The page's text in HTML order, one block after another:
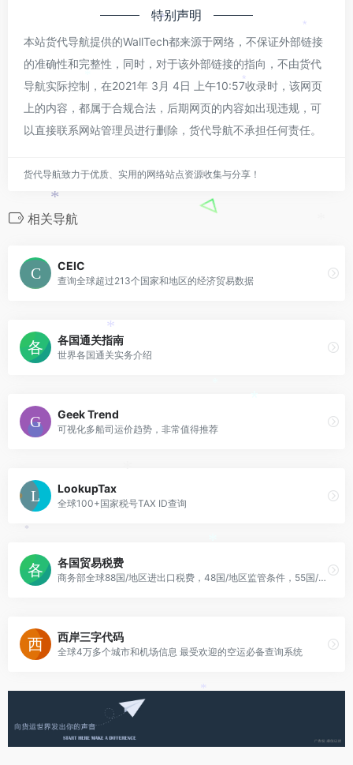
特别声明
本站货代导航提供的WallTech都来源于网络，不保证外部链接
的准确性和完整性，同时，对于该外部链接的指向，不由货代
导航实际控制，在2021年 3月 4日 上午10:57收录时，该网页
上的内容，都属于合规合法，后期网页的内容如出现违规，可
以直接联系网站管理员进行删除，货代导航不承担任何责任。
货代导航致力于优质、实用的网络站点资源收集与分享！
相关导航
CEIC
查询全球超过213个国家和地区的经济贸易数据
各国通关指南
世界各国通关实务介绍
Geek Trend
可视化多船司运价趋势，非常值得推荐
LookupTax
全球100+国家税号TAX ID查询
各国贸易税费
商务部全球88国/地区进出口税费，48国/地区监管条件，55国/地区税费计算
西岸三字代码
全球4万多个城市和机场信息 最受欢迎的空运必备查询系统
*
*
*
*
*